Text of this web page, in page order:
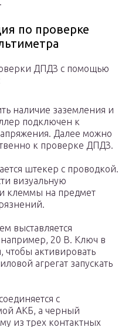
по проверке
ДПДЗ с помощью
наличие заземления и
подключен к
Далее можно
к проверке ДПДЗ.
штекер с проводкой.
визуальную
клеммы на предмет
выставляется
20 В. Ключ в
чтобы активировать
агрегат запускать
с
АКБ, а черный
из трех контактных